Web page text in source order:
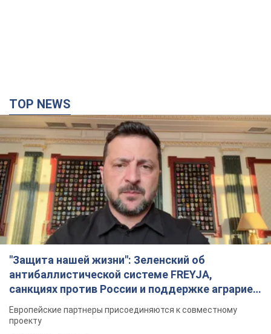
Видео
Европейские партнеры присоединяются к совместному
проекту
годину тому 10,2 т.
"Балистика убивает людей": Сикорский призвал
обсудить перехват вражеских ракет над
Украиной
Глава МИД Польши призвал сбивать российские ракеты над
Украиной
2 години тому 2,8 т.
Налоговая служба передаст Минобороны
данные о мужчинах в возрасте от 18 до 60 лет:
зачем это нужно
Это необходимо для проверки воинского учета